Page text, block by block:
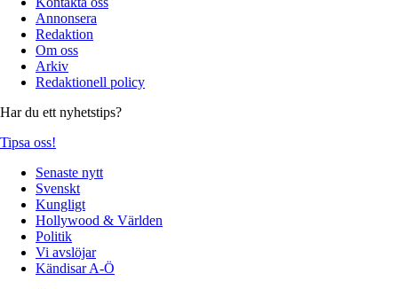
Annonsera
Redaktion
Om oss
Arkiv
Redaktionell policy
Har du ett nyhetstips?
Tipsa oss!
Senaste nytt
Svenskt
Kungligt
Hollywood & Världen
Politik
Vi avslöjar
Kändisar A-Ö